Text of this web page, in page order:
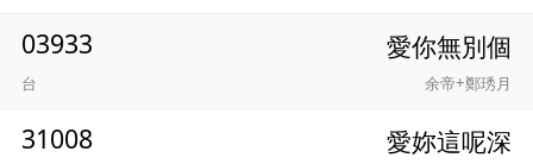
03933 愛你無別個
台 余帝+鄭琇月
31008 愛妳這呢深